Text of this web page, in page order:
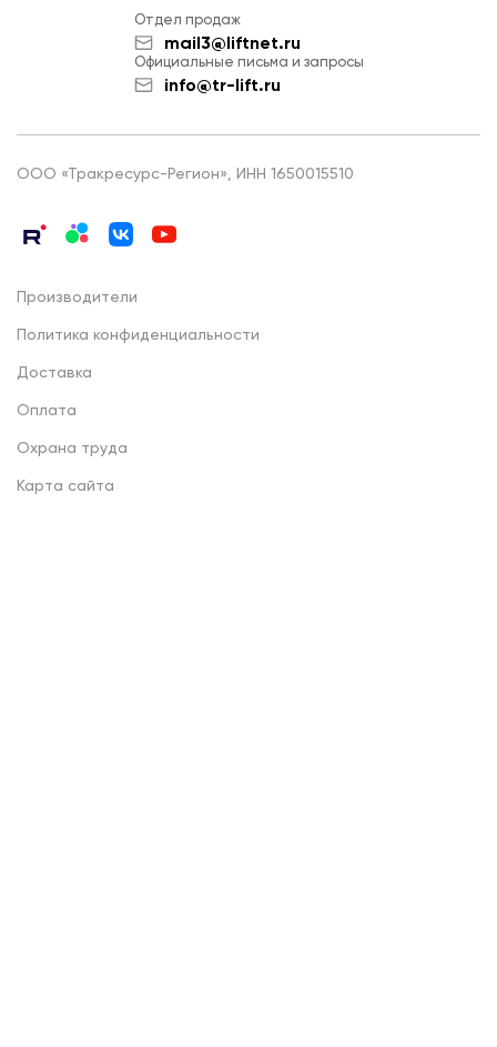
Отдел продаж
mail3@liftnet.ru
Официальные письма и запросы
info@tr-lift.ru
ООО «Тракресурс-Регион», ИНН 1650015510
Производители
Политика конфиденциальности
Доставка
Оплата
Охрана труда
Карта сайта